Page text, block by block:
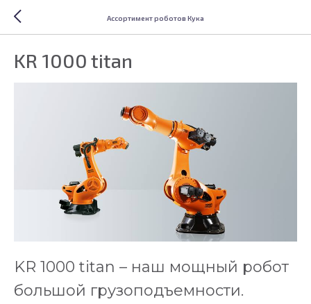
Ассортимент роботов Кука
KR 1000 titan
KR 1000 titan – наш мощный робот
большой грузоподъемности.